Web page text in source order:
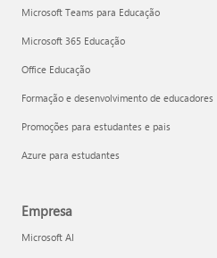
Microsoft Teams para Educação
Microsoft 365 Educação
Office Educação
Formação e desenvolvimento de educadores
Promoções para estudantes e pais
Azure para estudantes
Empresa
Microsoft AI